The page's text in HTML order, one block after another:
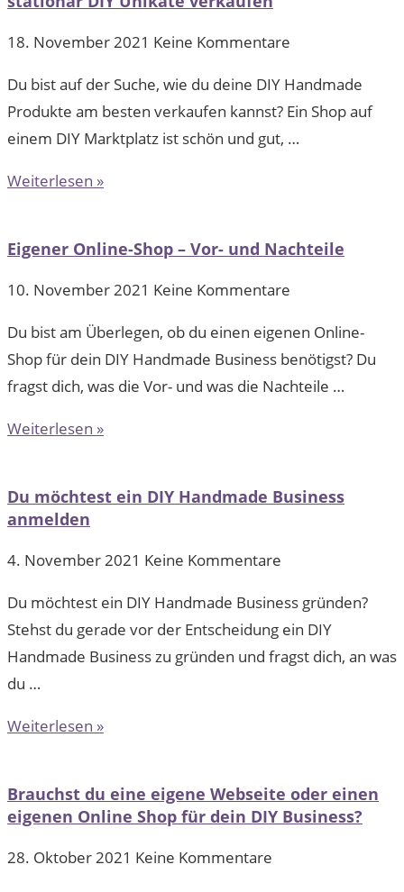
18. November 2021 Keine Kommentare
Du bist auf der Suche, wie du deine DIY Handmade
Produkte am besten verkaufen kannst? Ein Shop auf
einem DIY Marktplatz ist schön und gut, …
Weiterlesen »
Eigener Online-Shop – Vor- und Nachteile
10. November 2021 Keine Kommentare
Du bist am Überlegen, ob du einen eigenen Online-
Shop für dein DIY Handmade Business benötigst? Du
fragst dich, was die Vor- und was die Nachteile …
Weiterlesen »
Du möchtest ein DIY Handmade Business
anmelden
4. November 2021 Keine Kommentare
Du möchtest ein DIY Handmade Business gründen?
Stehst du gerade vor der Entscheidung ein DIY
Handmade Business zu gründen und fragst dich, an was
du …
Weiterlesen »
Brauchst du eine eigene Webseite oder einen
eigenen Online Shop für dein DIY Business?
28. Oktober 2021 Keine Kommentare